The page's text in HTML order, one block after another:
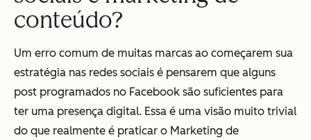
conteúdo?
Um erro comum de muitas marcas ao começarem sua
estratégia nas redes sociais é pensarem que alguns
post programados no Facebook são suficientes para
ter uma presença digital. Essa é uma visão muito trivial
do que realmente é praticar o Marketing de